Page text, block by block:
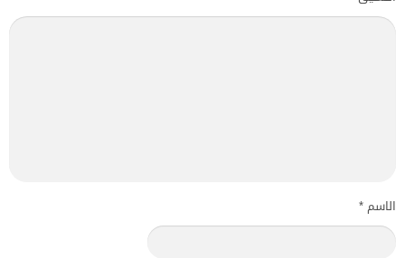
الاسم*